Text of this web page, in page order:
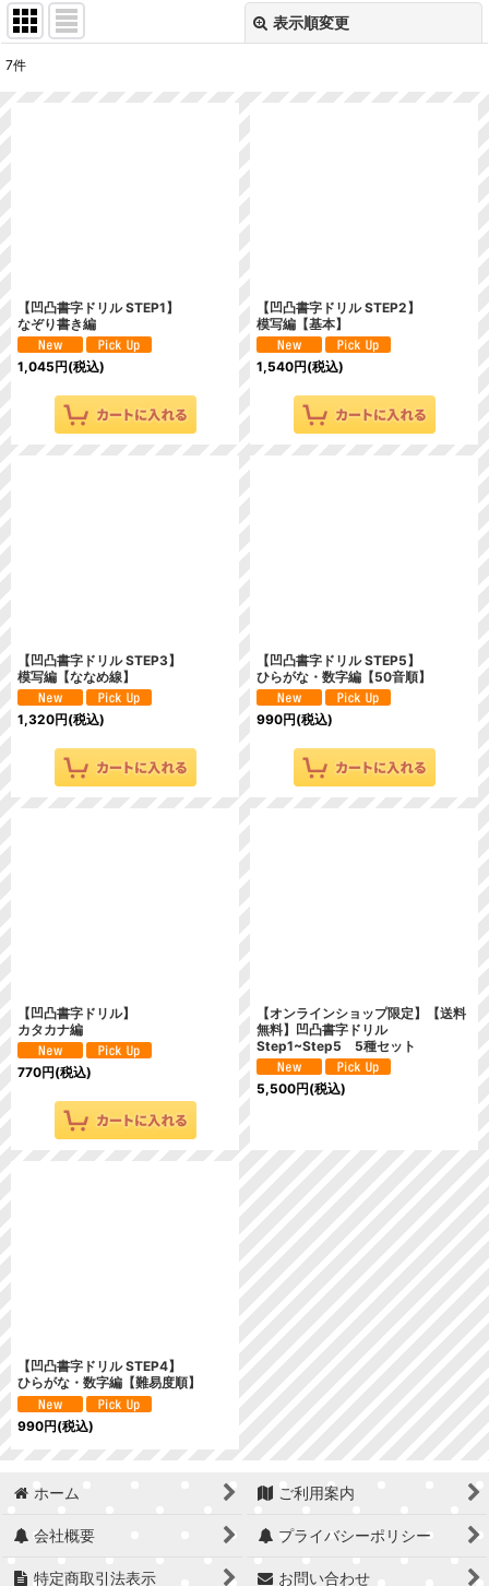
表示順変更
7件
【凹凸書字ドリル STEP1】
なぞり書き編
1,045円(税込)
【凹凸書字ドリル STEP2】
模写編【基本】
1,540円(税込)
【凹凸書字ドリル STEP3】
模写編【ななめ線】
1,320円(税込)
【凹凸書字ドリル STEP5】
ひらがな・数字編【50音順】
990円(税込)
【凹凸書字ドリル】
カタカナ編
770円(税込)
【オンラインショップ限定】【送料
無料】凹凸書字ドリル
Step1~Step5 5種セット
5,500円(税込)
【凹凸書字ドリル STEP4】
ひらがな・数字編【難易度順】
990円(税込)
ホーム ご利用案内
会社概要 プライバシーポリシー
特定商取引法表示 お問い合わせ